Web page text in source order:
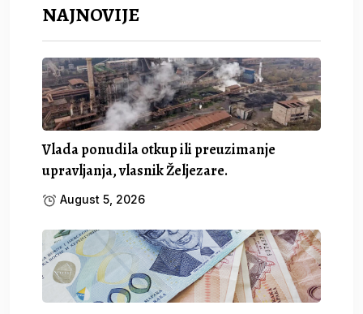
NAJNOVIJE
Vlada ponudila otkup ili preuzimanje
upravljanja, vlasnik Željezare.
August 5, 2026